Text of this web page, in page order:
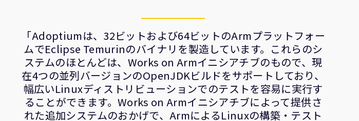
「Adoptiumは、32ビットおよび64ビットのArmプラットフォー
ムでEclipse Temurinのバイナリを製造しています。これらのシ
ステムのほとんどは、Works on Armイニシアチブのもので、現
在4つの並列バージョンのOpenJDKビルドをサポートしており、
幅広いLinuxディストリビューションでのテストを容易に実行す
ることができます。Works on Armイニシアチブによって提供さ
れた追加システムのおかげで、ArmによるLinuxの構築・テスト